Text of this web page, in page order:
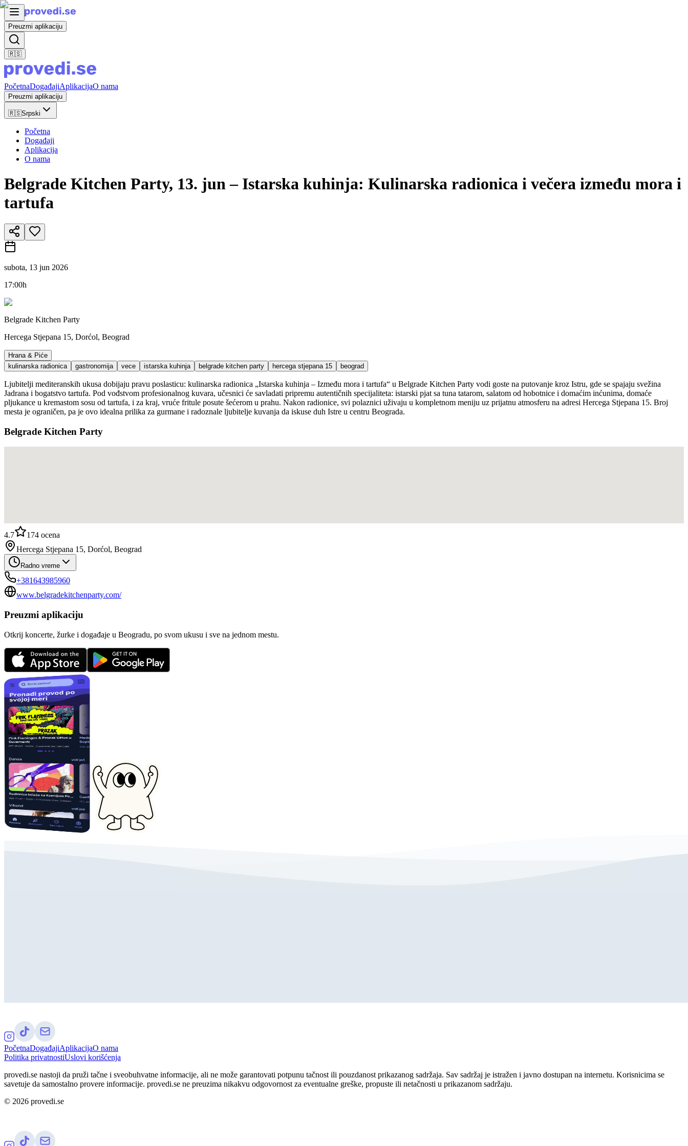
Preuzmi aplikaciju
🇷🇸
PočetnaDogađajiAplikacijaO nama
Preuzmi aplikaciju
🇷🇸Srpski
Početna
Događaji
Aplikacija
O nama
Belgrade Kitchen Party, 13. jun – Istarska kuhinja: Kulinarska radionica i večera između mora i
tartufa
subota, 13 jun 2026
17:00h
Belgrade Kitchen Party
Hercega Stjepana 15, Dorćol, Beograd
Hrana & Piće
kulinarska radionica
gastronomija vece istarska kuhinja belgrade kitchen party hercega stjepana 15 beograd
Ljubitelji mediteranskih ukusa dobijaju pravu poslasticu: kulinarska radionica „Istarska kuhinja – Između mora i tartufa“ u Belgrade Kitchen Party vodi goste na putovanje kroz Istru, gde se spajaju svežina
Jadrana i bogatstvo tartufa. Pod vođstvom profesionalnog kuvara, učesnici će savladati pripremu autentičnih specijaliteta: istarski pjat sa tuna tatarom, salatom od hobotnice i domaćim inćunima, domaće
pljukance u kremastom sosu od tartufa, i za kraj, vruće fritule posute šećerom u prahu. Nakon radionice, svi polaznici uživaju u kompletnom meniju uz prijatnu atmosferu na adresi Hercega Stjepana 15. Broj
mesta je ograničen, pa je ovo idealna prilika za gurmane i radoznale ljubitelje kuvanja da iskuse duh Istre u centru Beograda.
Belgrade Kitchen Party
4.7 174 ocena
Hercega Stjepana 15, Dorćol, Beograd
Radno vreme
+381643985960
www.belgradekitchenparty.com/
Preuzmi aplikaciju
Otkrij koncerte, žurke i događaje u Beogradu, po svom ukusu i sve na jednom mestu.
PočetnaDogađajiAplikacijaO nama
Politika privatnostiUslovi korišćenja
provedi.se nastoji da pruži tačne i sveobuhvatne informacije, ali ne može garantovati potpunu tačnost ili pouzdanost prikazanog sadržaja. Sav sadržaj je istražen i javno dostupan na internetu. Korisnicima se
savetuje da samostalno provere informacije. provedi.se ne preuzima nikakvu odgovornost za eventualne greške, propuste ili netačnosti u prikazanom sadržaju.
© 2026 provedi.se